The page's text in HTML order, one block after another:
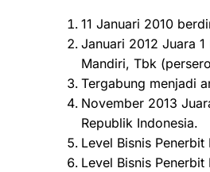
11 Januari 2010
Januari 2012 Juara
Mandiri, Tbk
Tergabung menjadi
November 2013
Republik Indonesia.
Level Bisnis
Level Bisnis